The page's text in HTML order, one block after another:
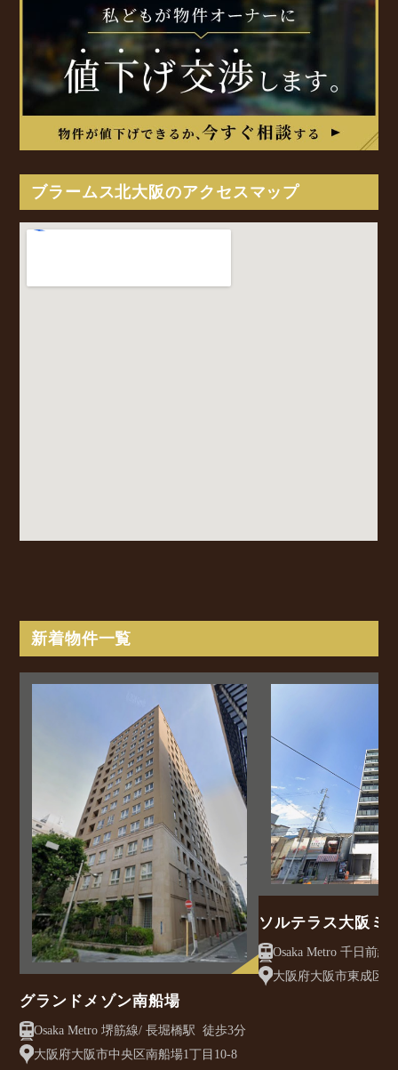
ブラームス北大阪のアクセスマップ
新着物件一覧
グランドメゾン南船場
Osaka Metro 堺筋線/ 長堀橋駅 徒歩3分
大阪府大阪市中央区南船場1丁目10-8
ソルテラス大阪ミ
クレアスト
大阪府大阪市東成区